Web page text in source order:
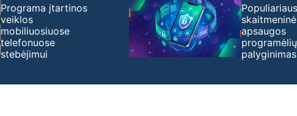
Programa įtartinos
veiklos
mobiliuosiuose
telefonuose
stebėjimui
apsaugos
programėlių
palyginimas